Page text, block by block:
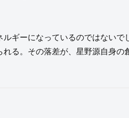
ギーになっているのではないで
る。その落差が、星野源自身の